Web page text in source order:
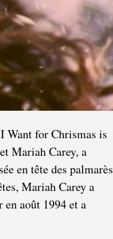
Want for Chrismas is
Mariah Carey, a
en tête des palmarès
Mariah Carey a
en août 1994 et a